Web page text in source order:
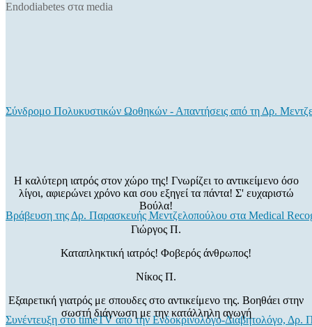
Endodiabetes στα media
Σύνδρομο Πολυκυστικών Ωοθηκών - Απαντήσεις από τη Δρ.
Βράβευση της Δρ. Παρασκευής Μεντζελοπούλου στα Medical
Συνέντευξη στο timeTV από την Ενδοκρινολόγο-Διαβητολόγο,
Η καλύτερη ιατρός στον χώρο της! Γνωρίζει το αντικείμενο όσο
λίγοι, αφιερώνει χρόνο και σου εξηγεί τα πάντα! Σ' ευχαριστώ
Βούλα!
Γιώργος Π.
Καταπληκτική ιατρός! Φοβερός άνθρωπος!
Νίκος Π.
Εξαιρετική γιατρός με σπουδες στο αντικείμενο της. Βοηθάει στην
σωστή διάγνωση με την κατάλληλη αγωγή